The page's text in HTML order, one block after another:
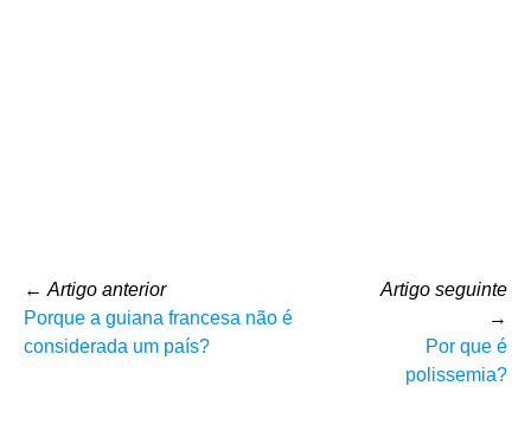
← Artigo anterior
Porque a guiana francesa não é
considerada um país?
Artigo seguinte
→
Por que é
polissemia?